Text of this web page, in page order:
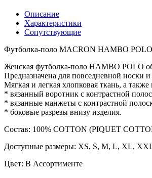
Описание
Характеристики
Сопутствующие
Футболка-поло MACRON HAMBO POLO
Женская футболка-поло HAMBO POLO
Предназначена для повседневной носки
Мягкая и легкая хлопковая ткань, а
* вязанный воротник с контрастной
* вязанные манжеты с контрастной
* боковые разрезы внизу изделия.
Состав: 100% COTTON (PIQUET
Доступные размеры: XS, S, M, L, XL,
Цвет: В Ассортименте